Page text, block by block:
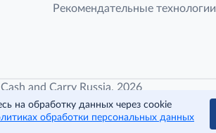
Рекомендательные технологии
and Carry Russia, 2026
полностью
на обработку данных через cookie
обработки персональных данных